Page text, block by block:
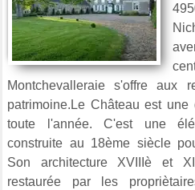
Montchevalleraie s'offre aux
patrimoine.Le Château est
toute l'année. C'est une
construite au 18ème siècle
Son architecture XVIIIè et
restaurée par les